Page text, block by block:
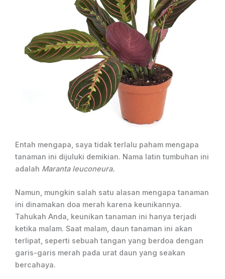
Entah mengapa, saya tidak terlalu paham mengapa
tanaman ini dijuluki demikian. Nama latin tumbuhan ini
adalah Maranta leuconeura.
Namun, mungkin salah satu alasan mengapa tanaman
ini dinamakan doa merah karena keunikannya.
Tahukah Anda, keunikan tanaman ini hanya terjadi
ketika malam. Saat malam, daun tanaman ini akan
terlipat, seperti sebuah tangan yang berdoa dengan
garis-garis merah pada urat daun yang seakan
bercahaya.